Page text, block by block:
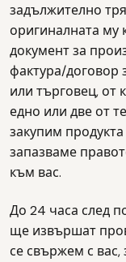
задължително
оригиналната му
документ за
фактура/договор
или търговец, от
едно или две от
закупим
запазваме
към вас.
До 24 часа след
ще извършат
се свържем с вас,